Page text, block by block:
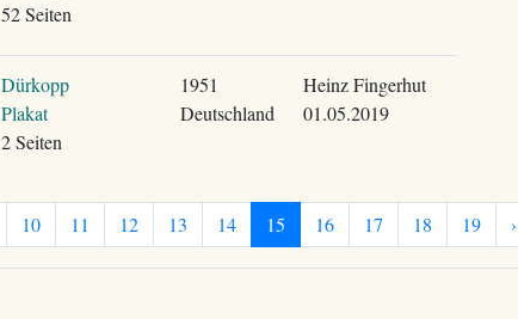
52 Seiten
Dürkopp
Plakat
2 Seiten
1951
Deutschland
Heinz Fingerhut
01.05.2019
10 11 12 13 14 15 16 17 18 19 ›